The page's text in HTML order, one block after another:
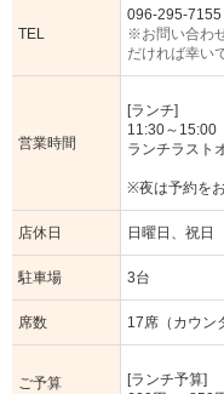
TEL
096-295-7155
※お問い合わ
だければ幸い
営業時間
[ランチ]
11:30～15:00
ランチラス
※夜は予約を
店休日 日曜日、祝日
駐車場 3台
席数 17席（カウン
ご予算
[ランチ予算]